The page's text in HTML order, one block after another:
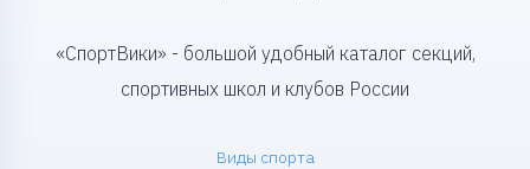
«СпортВики» - большой удобный каталог секций,
спортивных школ и клубов России
Виды спорта